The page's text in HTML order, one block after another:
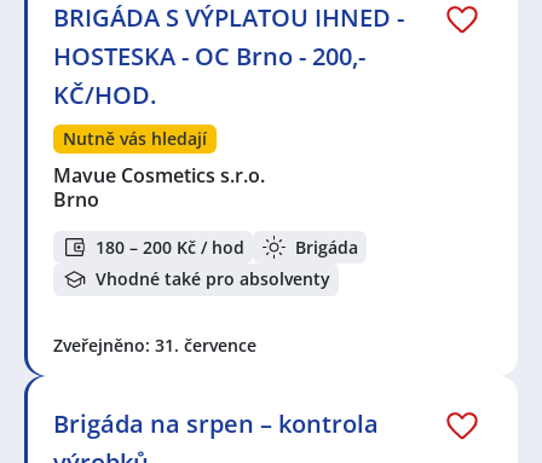
BRIGÁDA S VÝPLATOU IHNED -
HOSTESKA - OC Brno - 200,-
KČ/HOD.
Nutně vás hledají
Mavue Cosmetics s.r.o.
Brno
180 – 200 Kč / hod
Brigáda
Vhodné také pro absolventy
Zveřejněno: 31. července
Brigáda na srpen – kontrola